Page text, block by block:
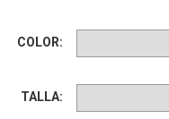
COLOR:
TALLA: